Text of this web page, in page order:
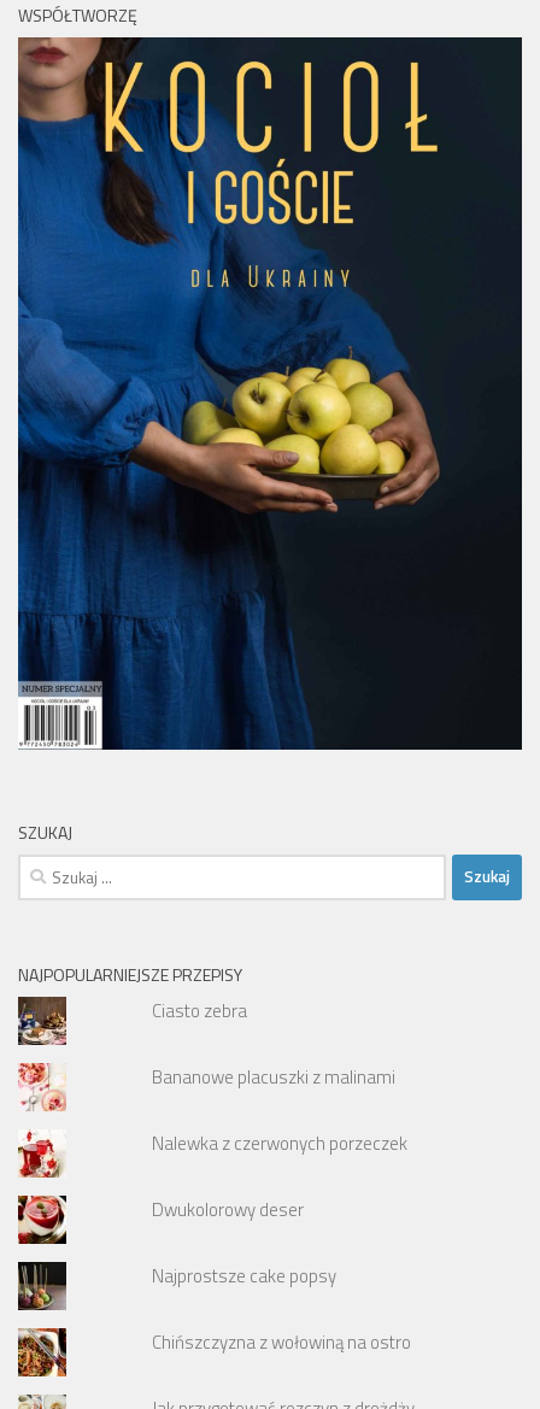
WSPÓŁTWORZĘ
SZUKAJ
Szukaj:
NAJPOPULARNIEJSZE PRZEPISY
Ciasto zebra
Bananowe placuszki z malinami
Nalewka z czerwonych porzeczek
Dwukolorowy deser
Najprostsze cake popsy
Chińszczyzna z wołowiną na ostro